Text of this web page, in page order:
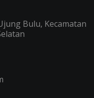
Bulu, Kecamatan